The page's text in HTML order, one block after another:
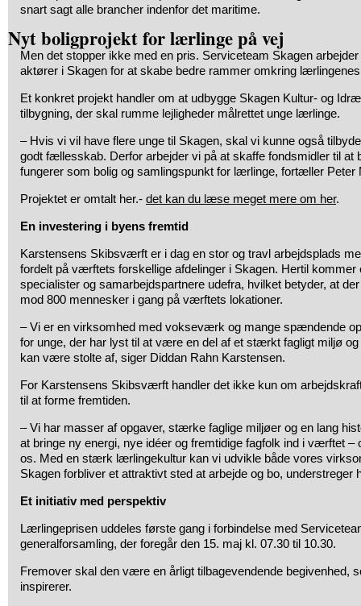
snart sagt alle brancher indenfor det maritime.
Nyt boligprojekt for lærlinge på vej
Men det stopper ikke med en pris. Serviceteam Skagen
aktører i Skagen for at skabe bedre rammer omkring
Et konkret projekt handler om at udbygge Skagen Kultur- og
tilbygning, der skal rumme lejligheder målrettet unge lærlinge.
– Hvis vi vil have flere unge til Skagen, skal vi kunne også
godt fællesskab. Derfor arbejder vi på at skaffe fondsmidler til at
fungerer som bolig og samlingspunkt for lærlinge, fortæller Peter
Projektet er omtalt her.- det kan du læse meget mere om her.
En investering i byens fremtid
Karstensens Skibsværft er i dag en stor og travl arbejdsplads
fordelt på værftets forskellige afdelinger i Skagen. Hertil kommer
specialister og samarbejdspartnere udefra, hvilket betyder, at
mod 800 mennesker i gang på værftets lokationer.
– Vi er en virksomhed med vokseværk og mange spændende
for unge, der har lyst til at være en del af et stærkt fagligt miljø
kan være stolte af, siger Diddan Rahn Karstensen.
For Karstensens Skibsværft handler det ikke kun om
til at forme fremtiden.
– Vi har masser af opgaver, stærke faglige miljøer og en lang
at bringe ny energi, nye idéer og fremtidige fagfolk ind i værftet
os. Med en stærk lærlingekultur kan vi udvikle både vores
Skagen forbliver et attraktivt sted at arbejde og bo, understreger
Et initiativ med perspektiv
Lærlingeprisen uddeles første gang i forbindelse med
generalforsamling, der foregår den 15. maj kl. 07.30 til 10.30.
Fremover skal den være en årligt tilbagevendende begivenhed,
inspirerer.